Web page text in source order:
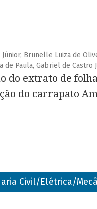
Júnior, Brunelle Luiza de
de Paula, Gabriel de Castro
do extrato de
do carrapato
Civil/Elétrica/